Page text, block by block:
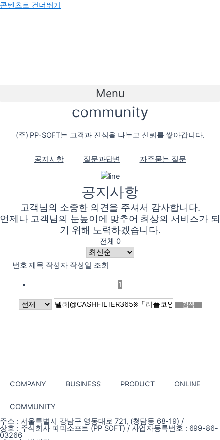
콘텐츠로 건너뛰기
Menu
community
(주) PP-SOFT는 고객과 진심을 나누고 신뢰를 쌓아갑니다.
공지시항 질문과답변 자주묻는 질문
공지사항
고객님의 소중한 의견을 주셔서 감사합니다.
언제나 고객님의 눈높이에 맞추어 최상의 서비스가 되
기 위해 노력하겠습니다.
전체 0
번호 제목 작성자 작성일 조회
1
검색
COMPANY BUSINESS PRODUCT ONLINE
COMMUNITY
주소 : 서울특별시 강남구 영동대로 721, (청담동 68-19) /
상호 : 주식회사 피피소프트 (PP SOFT) / 사업자등록번호 : 699-86-
03266